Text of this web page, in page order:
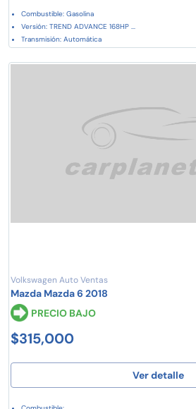
Combustible: Gasolina
Versión: TREND ADVANCE 168HP ...
Transmisión: Automática
Volkswagen Auto Ventas
Mazda Mazda 6 2018
PRECIO BAJO
$315,000
Ver detalle